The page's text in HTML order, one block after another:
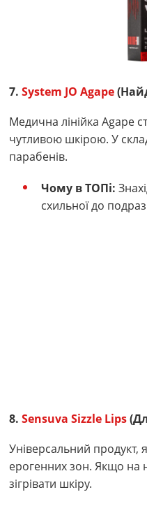
7. System JO Agape
Медична лінійка Agape
чутливою шкірою. У
парабенів.
Чому в ТОПі:
схильної до
8. Sensuva Sizzle Lips
Універсальний продукт,
ерогенних зон. Якщо на
зігрівати шкіру.